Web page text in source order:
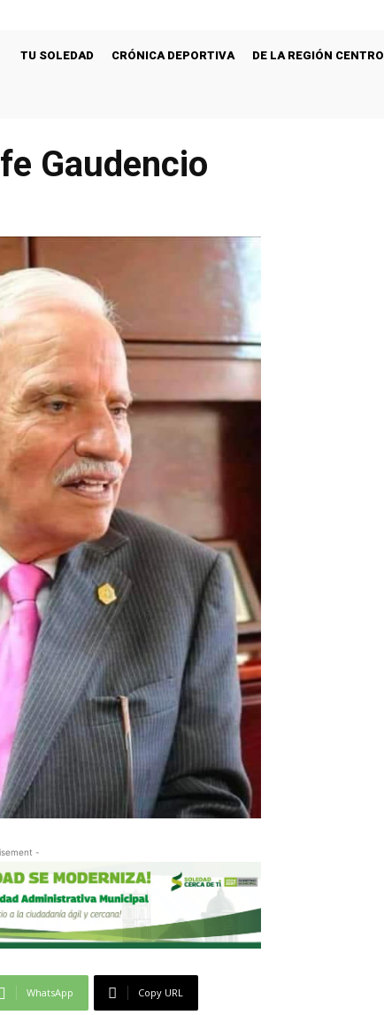
TU SOLEDAD CRÓNICA DEPORTIVA DE LA REGIÓN CENTRO
Gaudencio
-
WhatsApp Copy URL